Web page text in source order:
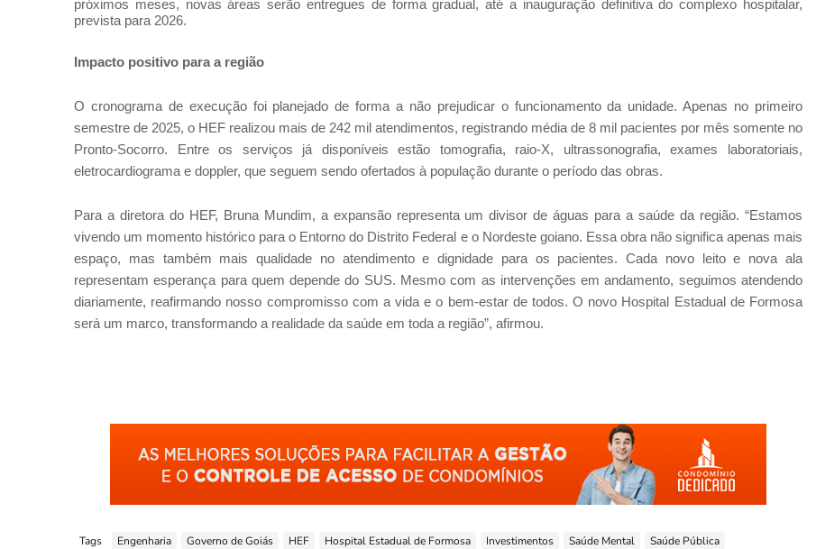
próximos meses, novas áreas serão entregues de forma gradual, até a inauguração definitiva do complexo hospitalar,
prevista para 2026.
Impacto positivo para a região
O cronograma de execução foi planejado de forma a não prejudicar o funcionamento da unidade. Apenas no primeiro
semestre de 2025, o HEF realizou mais de 242 mil atendimentos, registrando média de 8 mil pacientes por mês somente no
Pronto-Socorro. Entre os serviços já disponíveis estão tomografia, raio-X, ultrassonografia, exames laboratoriais,
eletrocardiograma e doppler, que seguem sendo ofertados à população durante o período das obras.
Para a diretora do HEF, Bruna Mundim, a expansão representa um divisor de águas para a saúde da região. “Estamos
vivendo um momento histórico para o Entorno do Distrito Federal e o Nordeste goiano. Essa obra não significa apenas mais
espaço, mas também mais qualidade no atendimento e dignidade para os pacientes. Cada novo leito e nova ala
representam esperança para quem depende do SUS. Mesmo com as intervenções em andamento, seguimos atendendo
diariamente, reafirmando nosso compromisso com a vida e o bem-estar de todos. O novo Hospital Estadual de Formosa
será um marco, transformando a realidade da saúde em toda a região”, afirmou.
Tags Engenharia Governo de Goiás HEF Hospital Estadual de Formosa Investimentos Saúde Mental
Saúde Pública